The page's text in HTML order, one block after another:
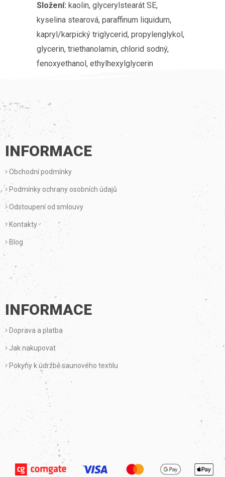
Složení: kaolin, glycerylstearát SE,
kyselina stearová, paraffinum liquidum,
kapryl/karpický triglycerid, propylenglykol,
glycerin, triethanolamin, chlorid sodný,
fenoxyethanol, ethylhexylglycerin
Z
Á
P
T
Í
INFORMACE
Obchodní podmínky
Podmínky ochrany osobních údajů
Odstoupení od smlouvy
Kontakty
Blog
INFORMACE
Doprava a platba
Jak nakupovat
Pokyny k údržbě saunového textilu